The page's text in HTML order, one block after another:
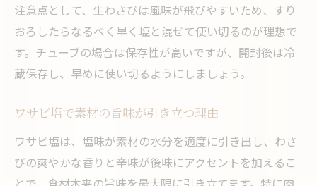
注意点として、生わさびは風味が飛びやすいため、すり
おろしたらなるべく早く塩と混ぜて使い切るのが理想で
す。チューブの場合は保存性が高いですが、開封後は冷
蔵保存し、早めに使い切るようにしましょう。
ワサビ塩で素材の旨味が引き立つ理由
ワサビ塩は、塩味が素材の水分を適度に引き出し、わさ
びの爽やかな香りと辛味が後味にアクセントを加えるこ